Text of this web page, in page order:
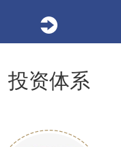
投资体系